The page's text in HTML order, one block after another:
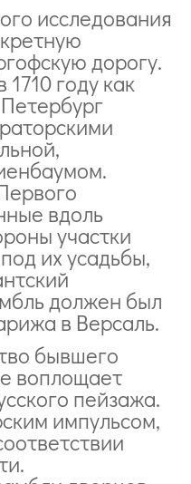
исследования
дорогу.
году как
вдоль
участки
их усадьбы,
должен был
в Версаль.
бывшего
воплощает
пейзажа.
импульсом,